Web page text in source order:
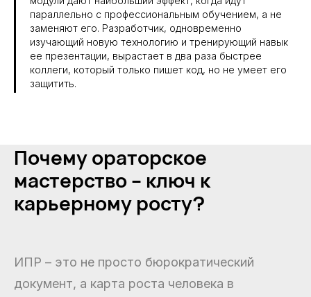
параллельно с профессиональным обучением, а не
заменяют его. Разработчик, одновременно
изучающий новую технологию и тренирующий навык
ее презентации, вырастает в два раза быстрее
коллеги, который только пишет код, но не умеет его
защитить.
Почему ораторское
мастерство – ключ к
карьерному росту?
ИПР – это не просто бюрократический
документ, а карта роста человека в